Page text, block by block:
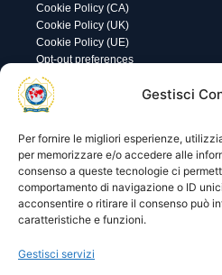
Gestisci
Per fornire le migliori esperienze,
per memorizzare e/o accedere alle
consenso a queste tecnologie ci
comportamento di navigazione o ID
acconsentire o ritirare il consenso può
caratteristiche e funzioni.
Gestisci servizi
Cookie Policy (CA)
Cookie Policy (UK)
Cookie Policy (UE)
Opt-out preferences
Utility
Visite di oggi: 11
Visite totali: 13569